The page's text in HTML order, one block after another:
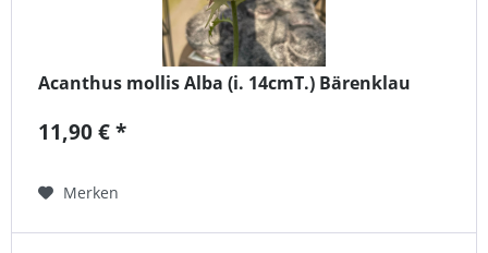
Acanthus mollis Alba (i. 14cmT.) Bärenklau
11,90 € *
Merken